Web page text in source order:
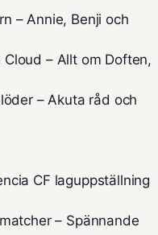
– Annie, Benji och
– Allt om Doften,
– Akuta råd och
CF laguppställning
– Spännande